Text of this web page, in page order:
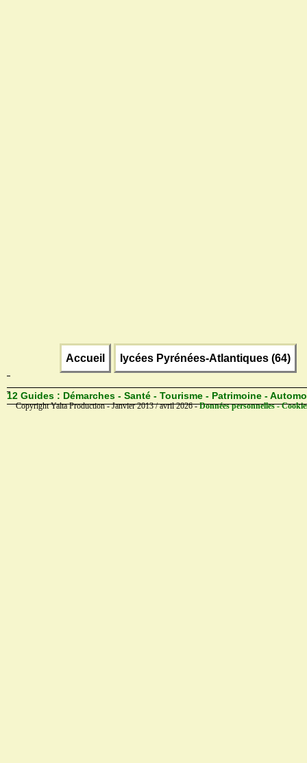
Accueil lycées Pyrénées-Atlantiques (64)
12 Guides : Démarches - Santé - Tourisme - Patrimoine -
Copyright Yalta Production - Janvier 2013 / avril 2026 -Données personnelles -